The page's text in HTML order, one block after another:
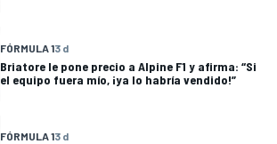
FÓRMULA 13 d
Briatore le pone precio a Alpine F1 y afirma: “Si
el equipo fuera mío, ¡ya lo habría vendido!”
FÓRMULA 13 d